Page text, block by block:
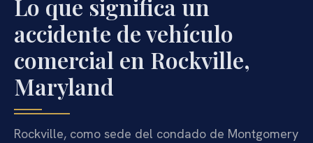
Lo que significa un
accidente de vehículo
comercial en Rockville,
Maryland
Rockville, como sede del condado de Montgomery